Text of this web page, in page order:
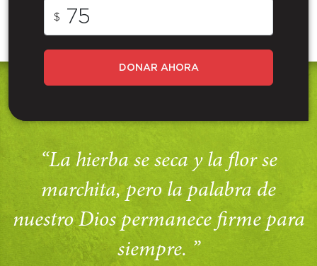
$
DONAR AHORA
“La hierba se seca y la flor se
marchita, pero la palabra de
nuestro Dios permanece firme para
siempre. ”